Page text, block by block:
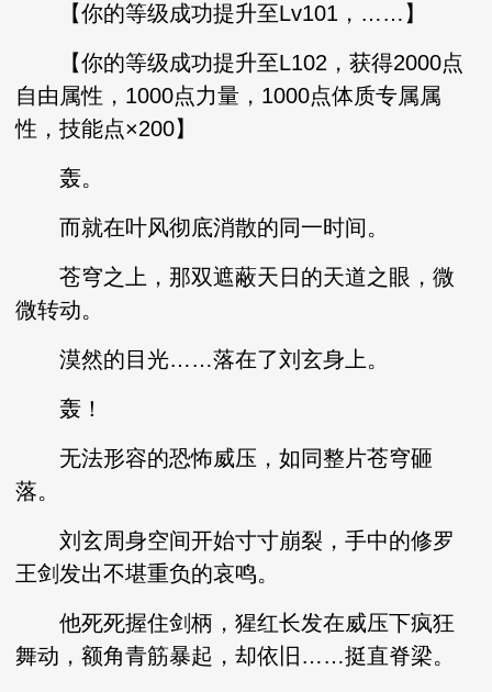
【你的等级成功提升至Lv101，……】
【你的等级成功提升至L102，获得2000点
自由属性，1000点力量，1000点体质专属属
性，技能点×200】
轰。
而就在叶风彻底消散的同一时间。
苍穹之上，那双遮蔽天日的天道之眼，微
微转动。
漠然的目光……落在了刘玄身上。
轰！
无法形容的恐怖威压，如同整片苍穹砸
落。
刘玄周身空间开始寸寸崩裂，手中的修罗
王剑发出不堪重负的哀鸣。
他死死握住剑柄，猩红长发在威压下疯狂
舞动，额角青筋暴起，却依旧……挺直脊梁。